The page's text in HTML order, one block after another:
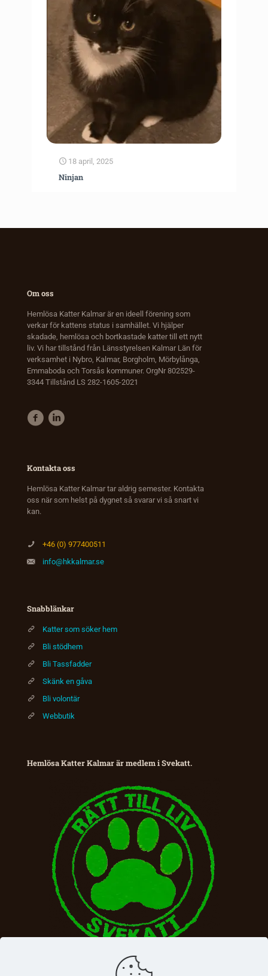
18 april, 2025
Ninjan
Om oss
Hemlösa Katter Kalmar är en ideell förening som
verkar för kattens status i samhället. Vi hjälper
skadade, hemlösa och bortkastade katter till ett nytt
liv. Vi har tillstånd från Länsstyrelsen Kalmar Län för
verksamhet i Nybro, Kalmar, Borgholm, Mörbylånga,
Emmaboda och Torsås kommuner. OrgNr 802529-
3344 Tillstånd LS 282-1605-2021
Kontakta oss
Hemlösa Katter Kalmar tar aldrig semester. Kontakta
oss när som helst på dygnet så svarar vi så snart vi
kan.
+46 (0) 977400511
info@hkkalmar.se
Snabblänkar
Katter som söker hem
Bli stödhem
Bli Tassfadder
Skänk en gåva
Bli volontär
Webbutik
Hemlösa Katter Kalmar är medlem i Svekatt.